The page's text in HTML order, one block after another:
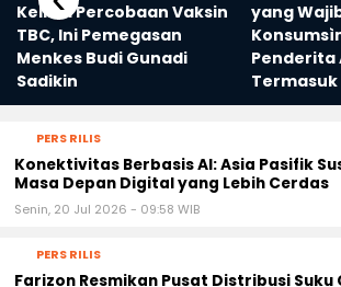
Kelinci Percobaan Vaksin
TBC, Ini Pemegasan
Menkes Budi Gunadi
Sadikin
yang
Penderita
Termasuk
PERS RILIS
Konektivitas Berbasis AI: Asia Pasifik
Masa Depan Digital yang Lebih Cerdas
Senin, 20 Jul 2026 - 09:58 WIB
PERS RILIS
Farizon Resmikan Pusat Distribusi